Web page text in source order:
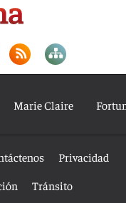
Marie Claire
Privacidad
Tránsito